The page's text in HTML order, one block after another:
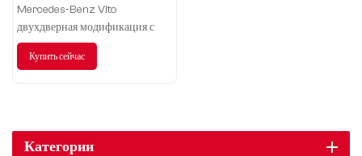
высоким верхом
Mercedes-Benz Vito
двухдверная модификация с
высоким верхом, почетный
выбор, ведущий новую
Купить сейчас
Категории